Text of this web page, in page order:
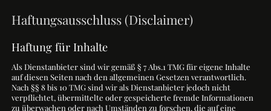
Haftungsausschluss (Disclaimer)
Haftung für Inhalte
Als Dienstanbieter sind wir gemäß § 7 Abs.1 TMG für eigene Inhalte
auf diesen Seiten nach den allgemeinen Gesetzen verantwortlich.
Nach §§ 8 bis 10 TMG sind wir als Dienstanbieter jedoch nicht
verpflichtet, übermittelte oder gespeicherte fremde Informationen
zu überwachen oder nach Umständen zu forschen, die auf eine